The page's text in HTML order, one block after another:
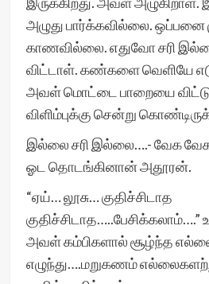
அழுது பார்க்கவில்லை.
காணவில்லை. எதுவோ சரி
விட்டாள். கண்களை வெளியே
அவள் மொட்டை பாறையை
விளிம்புக்கு சென்று
இல்லை சரி இல்லை….- வேக
ஓட தொடங்கினான் அதூரன்.
“ஏய்… லூசு… குதிச்சிடாத
அவள் கம்பிகளால் சூழ்ந்த
எழுந்து….மறுகணம்